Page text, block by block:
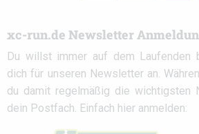
xc-run.de Newsletter
Du willst immer auf dem Laufenden
dich für unseren Newsletter an.
du damit regelmäßig die wichtigsten
dein Postfach. Einfach hier anmelden: